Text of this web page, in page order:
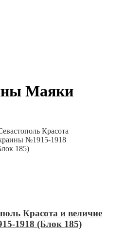
Маяки
Красота и величие
1918 (Блок 185)